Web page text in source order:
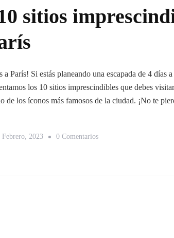
sitios
a París! Si estás planeando una escapada de 4 días
los 10 sitios imprescindibles que debes
de los íconos más famosos de la ciudad. ¡No te
Febrero, 2023 0 ComentariosEn